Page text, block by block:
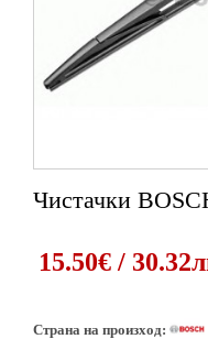
Чистачки
15.50€ /
Страна на произход: